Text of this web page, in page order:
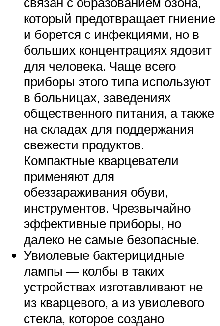
который предотвращает гниение
и борется с инфекциями, но в
больших концентрациях ядовит
для человека. Чаще всего
приборы этого типа используют
в больницах, заведениях
общественного питания, а также
на складах для поддержания
свежести продуктов.
Компактные кварцеватели
применяют для
обеззараживания обуви,
инструментов. Чрезвычайно
эффективные приборы, но
далеко не самые безопасные.
Увиолевые бактерицидные
лампы — колбы в таких
устройствах изготавливают не
из кварцевого, а из увиолевого
стекла, которое создано